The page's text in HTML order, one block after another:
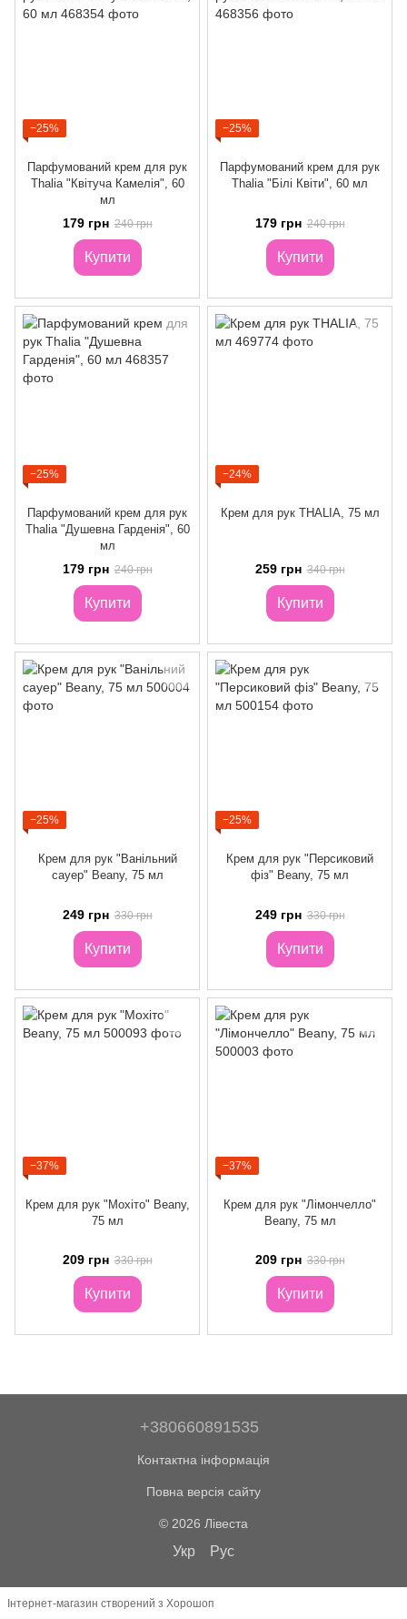
−25%
Парфумований крем для рук
Thalia "Квітуча Камелія", 60
мл
179 грн 240 грн
Купити
−25%
Парфумований крем для рук
Thalia "Білі Квіти", 60 мл
179 грн 240 грн
Купити
−25%
Парфумований крем для рук
Thalia "Душевна Гарденія", 60
мл
179 грн 240 грн
Купити
−24%
Крем для рук THALIA, 75 мл
259 грн 340 грн
Купити
−25%
Крем для рук "Ванільний
сауер" Beany, 75 мл
249 грн 330 грн
Купити
−25%
Крем для рук "Персиковий
фіз" Beany, 75 мл
249 грн 330 грн
Купити
−37%
Крем для рук "Мохіто" Beany,
75 мл
209 грн 330 грн
Купити
−37%
Крем для рук "Лімончелло"
Beany, 75 мл
209 грн 330 грн
Купити
+380660891535
Контактна інформація
Повна версія сайту
© 2026 Лівеста
Укр Рус
Інтернет-магазин створений з Хорошоп